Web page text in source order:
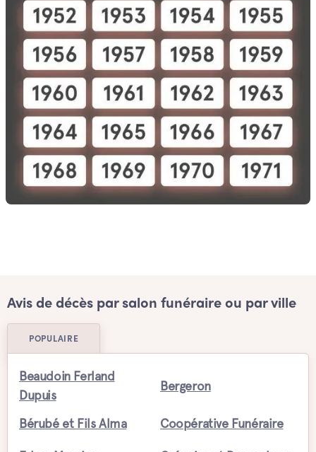
Avis de décès par salon funéraire ou par ville
POPULAIRE
Beaudoin Ferland
Dupuis
Bergeron
Bérubé et Fils Alma Coopérative Funéraire